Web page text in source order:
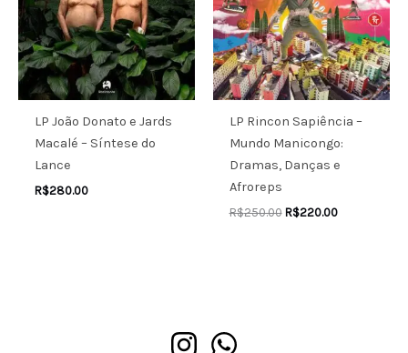
LP João Donato e Jards
Macalé – Síntese do
Lance
R$280.00
LP Rincon Sapiência –
Mundo Manicongo:
Dramas, Danças e
Afroreps
R$250.00 R$220.00